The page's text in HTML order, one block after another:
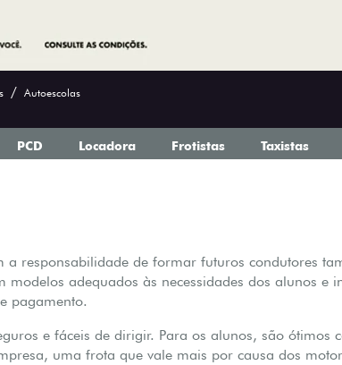
Autoescolas
PCD Locadora Frotistas Taxistas
a responsabilidade de formar futuros condutores
modelos adequados às necessidades dos alunos e
pagamento.
e fáceis de dirigir. Para os alunos, são ótimos
uma frota que vale mais por causa dos